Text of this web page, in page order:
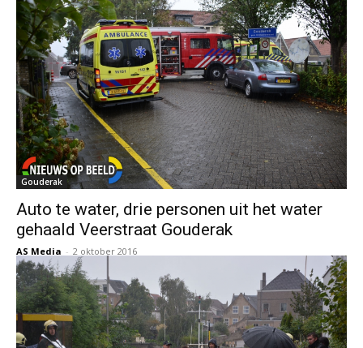
Gouderak
Auto te water, drie personen uit het water
gehaald Veerstraat Gouderak
AS Media - 2 oktober 2016